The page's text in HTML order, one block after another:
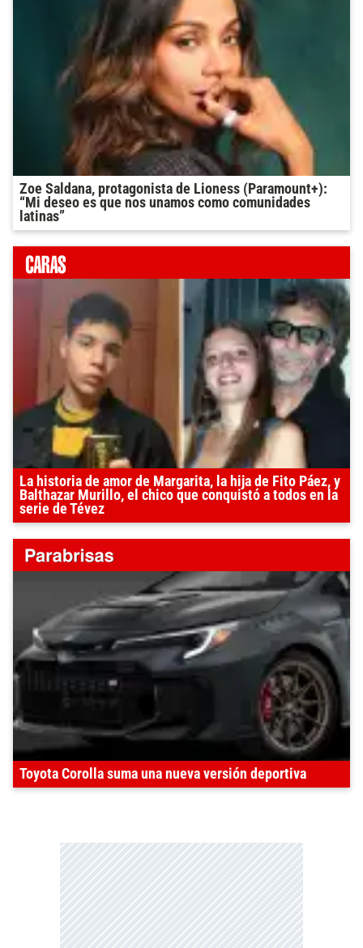
Zoe Saldana, protagonista de Lioness (Paramount+):
“Mi deseo es que nos unamos como comunidades
latinas”
La historia de amor de Margarita, la hija de Fito Páez, y
Balthazar Murillo, el chico que conquistó a todos en la
serie de Tévez
Toyota Corolla suma una nueva versión deportiva